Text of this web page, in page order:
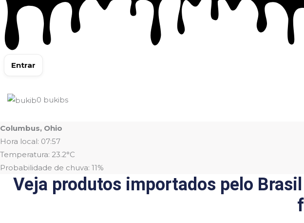
Entrar
0 bukibs
Columbus, Ohio
Hora local: 07:57
Temperatura: 23.2°C
Probabilidade de chuva: 11%
Veja produtos importados pelo